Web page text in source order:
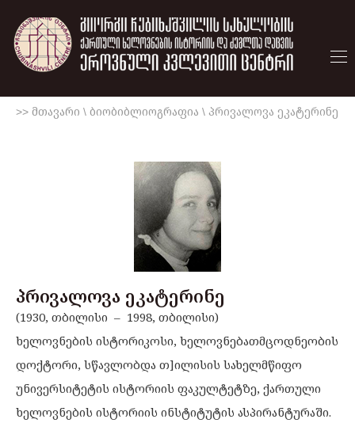
>> მთავარი \ ბიობიბლიოგრაფია \ პრივალოვა ეკატერინე
პრივალოვა ეკატერინე
(1930, თბილისი – 1998, თბილისი)
ხელოვნების ისტორიკოსი, ხელოვნებათმცოდნეობის
დოქტორი, სწავლობდა თ]ილისის სახელმწიფო
უნივერსიტეტის ისტორიის ფაკულტეტზე, ქართული
ხელოვნების ისტორიის ინსტიტუტის ასპირანტურაში.